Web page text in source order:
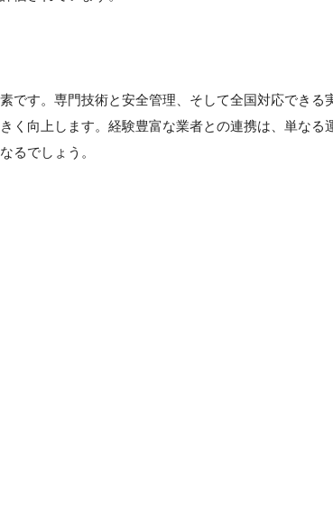
です。専門技術と安全管理、そして全国対応できる
く向上します。経験豊富な業者との連携は、単なる
るでしょう。